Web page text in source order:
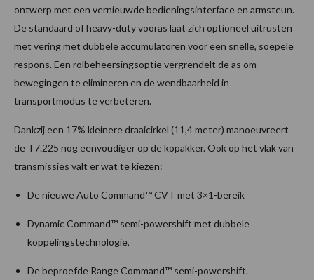
ontwerp met een vernieuwde bedieningsinterface en armsteun.
De standaard of heavy-duty vooras laat zich optioneel uitrusten
met vering met dubbele accumulatoren voor een snelle, soepele
respons. Een rolbeheersingsoptie vergrendelt de as om
bewegingen te elimineren en de wendbaarheid in
transportmodus te verbeteren.
Dankzij een 17% kleinere draaicirkel (11,4 meter) manoeuvreert
de T7.225 nog eenvoudiger op de kopakker. Ook op het vlak van
transmissies valt er wat te kiezen:
De nieuwe Auto Command™ CVT met 3×1-bereik
Dynamic Command™ semi-powershift met dubbele
koppelingstechnologie,
De beproefde Range Command™ semi-powershift.